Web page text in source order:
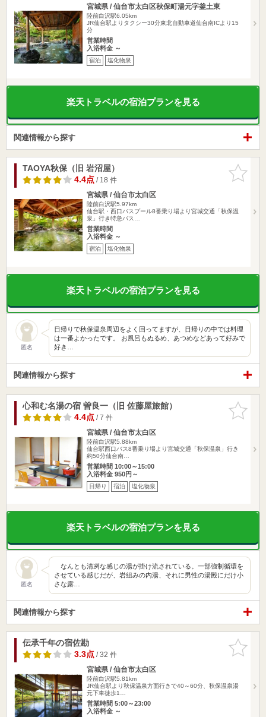
宮城県 / 仙台市太白区秋保町湯元字釜土東
陸前白沢駅6.05km
JR仙台駅よりタクシー30分東北自動車道仙台南ICより15
分
営業時間
入浴料金 ～
宿泊 塩化物泉
楽天トラベルの宿泊プランを見る
関連情報から探す
お気に入
りに追加
TAOYA秋保（旧 岩沼屋）
4.4点/ 18 件
宮城県 / 仙台市太白区
陸前白沢駅5.97km
仙台駅・西口バスプール8番乗り場より宮城交通「秋保温
泉」行き特急バス…
営業時間
入浴料金 ～
宿泊 塩化物泉
楽天トラベルの宿泊プランを見る
匿名
日帰りで秋保温泉周辺をよく回ってますが、日帰りの中では料理
は一番よかったです。 お風呂もぬるめ、あつめなどあって好みで
好き…
関連情報から探す
お気に入
りに追加
心和む名湯の宿 曽良一（旧 佐藤屋旅館）
4.4点/ 7 件
宮城県 / 仙台市太白区
陸前白沢駅5.88km
仙台駅西口バス8番乗り場より宮城交通「秋保温泉」行き
約50分仙台南…
営業時間 10:00～15:00
入浴料金 950円～
日帰り 宿泊 塩化物泉
楽天トラベルの宿泊プランを見る
匿名
なんとも清冽な感じの湯が掛け流されている。一部強制循環を
させている感じだが、岩組みの内湯、それに男性の湯殿にだけ小
さな露…
関連情報から探す
お気に入
りに追加
伝承千年の宿佐勘
3.3点/ 32 件
宮城県 / 仙台市太白区
陸前白沢駅5.81km
JR仙台駅より秋保温泉方面行きで40～60分、秋保温泉湯
元下車徒歩1…
営業時間 5:00～23:00
入浴料金 ～